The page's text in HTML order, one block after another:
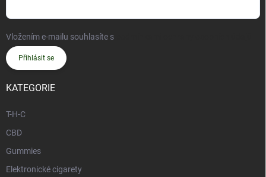
Vložením e-mailu souhlasíte s
Přihlásit se
KATEGORIE
T-H-C
CBD
Gummies
Elektronické cigarety